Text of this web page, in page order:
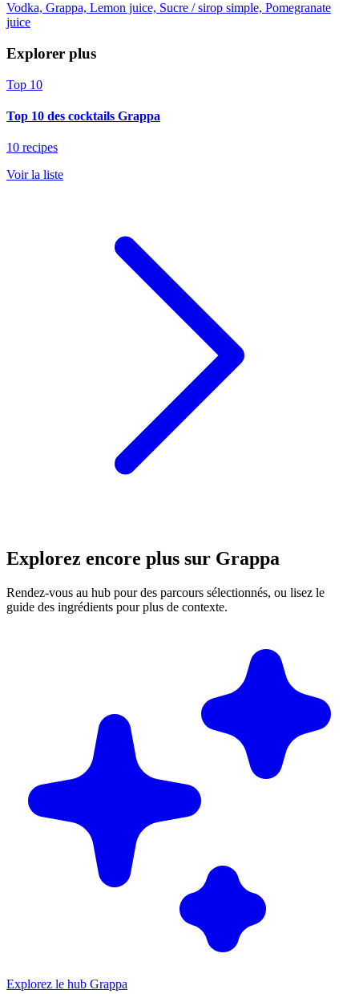
Vodka, Grappa, Lemon juice, Sucre / sirop simple, Pomegranate
juice
Explorer plus
Top 10
Top 10 des cocktails Grappa
10 recipes
Voir la liste
Explorez encore plus sur Grappa
Rendez-vous au hub pour des parcours sélectionnés, ou lisez le
guide des ingrédients pour plus de contexte.
Explorez le hub Grappa